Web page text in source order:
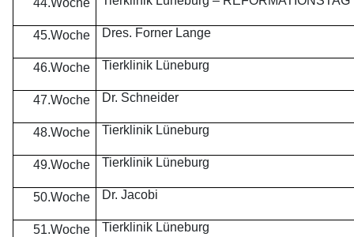
44.Woche
45.Woche Dres. Forner Lange
46.Woche Tierklinik Lüneburg
47.Woche Dr. Schneider
48.Woche Tierklinik Lüneburg
49.Woche Tierklinik Lüneburg
50.Woche Dr. Jacobi
51.Woche Tierklinik Lüneburg